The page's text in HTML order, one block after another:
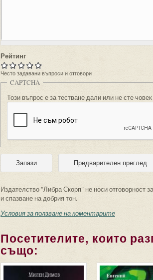
Рейтинг
Често задавани въпроси и отговори
CAPTCHA
Този въпрос е за тестване дали или не сте
Издателство "Либра Скорп" не носи отговорност
и спазване на добрия тон.
Условия за ползване на коментарите
Посетителите, които
също: